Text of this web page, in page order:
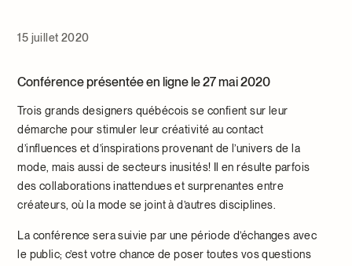
15 juillet 2020
Conférence présentée en ligne le 27 mai 2020
Trois grands designers québécois se confient sur leur
démarche pour stimuler leur créativité au contact
d’influences et d’inspirations provenant de l’univers de la
mode, mais aussi de secteurs inusités! Il en résulte parfois
des collaborations inattendues et surprenantes entre
créateurs, où la mode se joint à d’autres disciplines.
La conférence sera suivie par une période d’échanges avec
le public; c’est votre chance de poser toutes vos questions